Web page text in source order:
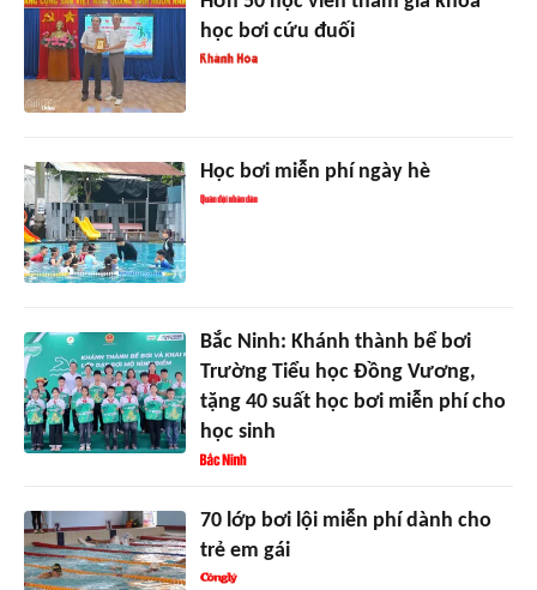
học bơi cứu đuối
Học bơi miễn phí ngày hè
Bắc Ninh: Khánh thành bể bơi
Trường Tiểu học Đồng Vương,
tặng 40 suất học bơi miễn phí cho
học sinh
70 lớp bơi lội miễn phí dành cho
trẻ em gái